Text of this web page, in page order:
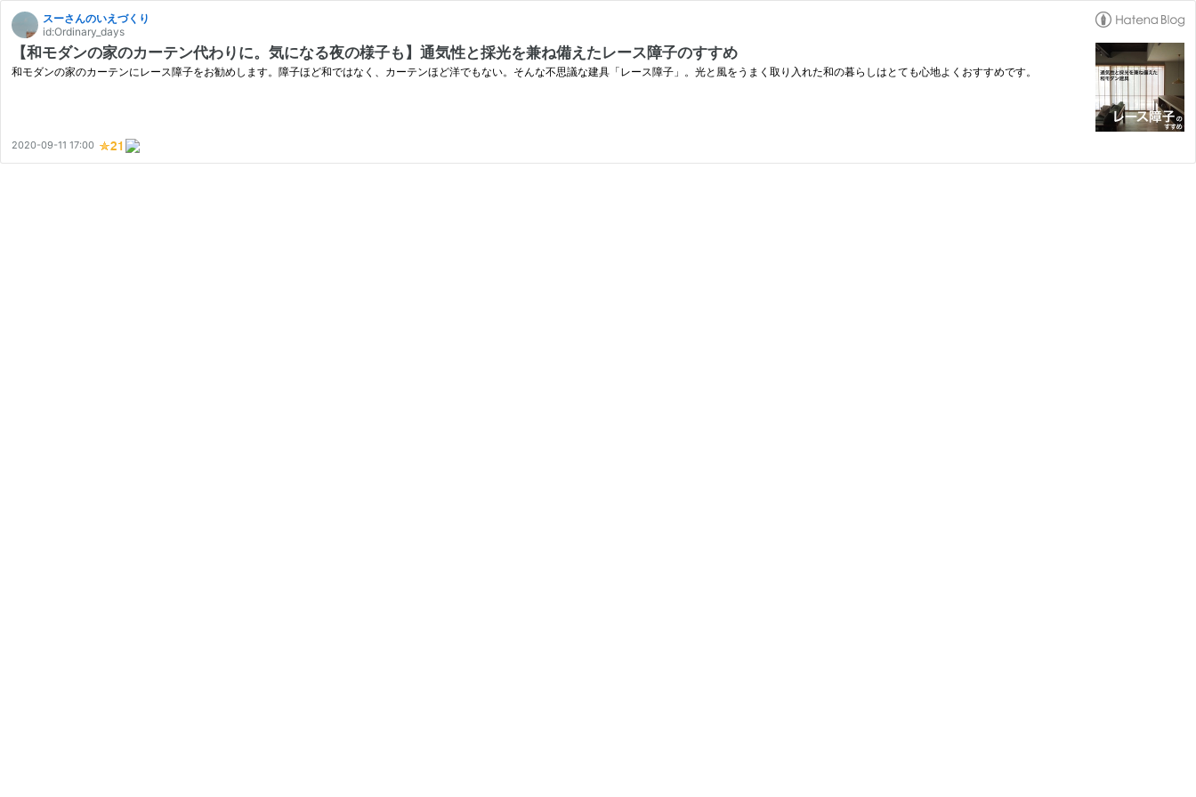
スーさんのいえづくり
id:Ordinary_days
【和モダンの家のカーテン代わりに。気になる夜の様子も】通気性と採光を兼ね備えたレース障子のすすめ
和モダンの家のカーテンにレース障子をお勧めします。障子ほど和ではなく、カーテンほど洋でもない。そんな不思議な建具「レース障子」。光と風をうまく取り入れた和の暮らしはとても心地よくおすすめです。
2020-09-11 17:00